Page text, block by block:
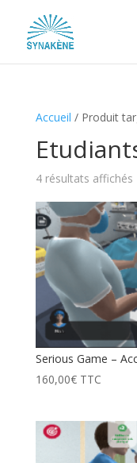
Accueil / Produit
4 résultats affichés
Serious Game –
160,00€ TTC